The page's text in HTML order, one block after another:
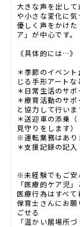
大きな声を出し
や小さな変化に気
優しく声をかけ
ア」が中心です。
《具体的には…》
＊季節のイベン
じる手形アートな
＊日常生活のサ
＊療育活動のサ
と協力して行いま
＊送迎車の添乗
見守りをします）
※運転業務はあり
＊支援記録の記
※未経験でもご安
「医療的ケア児
医療行為はすべて
保育士さんにお
ごせる
「温かい居場所づ